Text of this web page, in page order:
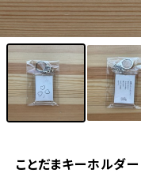
ことだまキーホルダー